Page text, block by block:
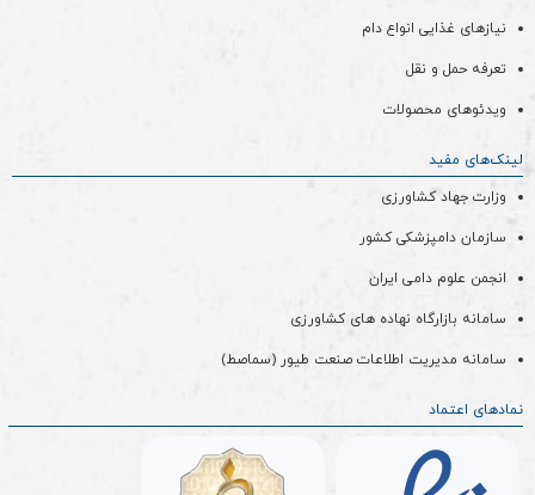
نیازهای غذایی انواع دام
تعرفه حمل و نقل
ویدئو‌های محصولات
لینک‌های مفید
وزارت جهاد کشاورزی
سازمان دامپزشکی کشور
انجمن علوم دامی ایران
سامانه بازارگاه نهاده های کشاورزی
سامانه مدیریت اطلاعات صنعت طیور (سماصط)
نمادهای اعتماد